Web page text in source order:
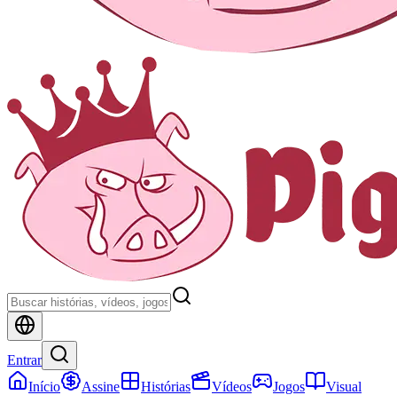
Entrar
Início
Assine Histórias Vídeos Jogos
Visual